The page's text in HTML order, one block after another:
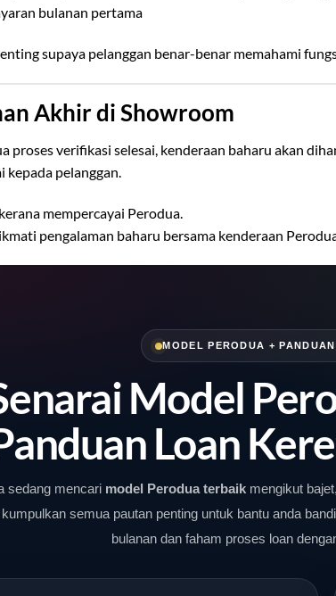
bulanan pertama
supaya pelanggan benar-benar memahami
Akhir di Showroom
proses verifikasi selesai, kenderaan baharu akan
kepada pelanggan.
mempercayai Perodua.
pengalaman baharu bersama kenderaan
MODEL PERODUA +
Model
Loan
sedang mencari model Perodua terbaik mengikut
semua pautan penting untuk bantu anda
bulanan dan faham proses loan